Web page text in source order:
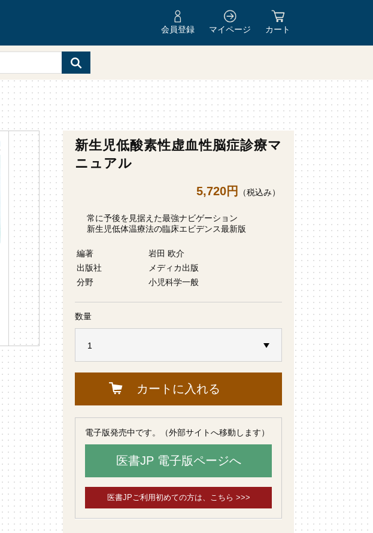
会員登録 マイページ カート
新生児低酸素性虚血性脳症診療マ
ニュアル
5,720円 （税込み）
常に予後を見据えた最強ナビゲーション
新生児低体温療法の臨床エビデンス最新版
編著
岩田 欧介
出版社
メディカ出版
分野
小児科学一般
数量
カートに入れる
電子版発売中です。（外部サイトへ移動します）
医書JP 電子版ページへ
医書JPご利用初めての方は、こちら >>>